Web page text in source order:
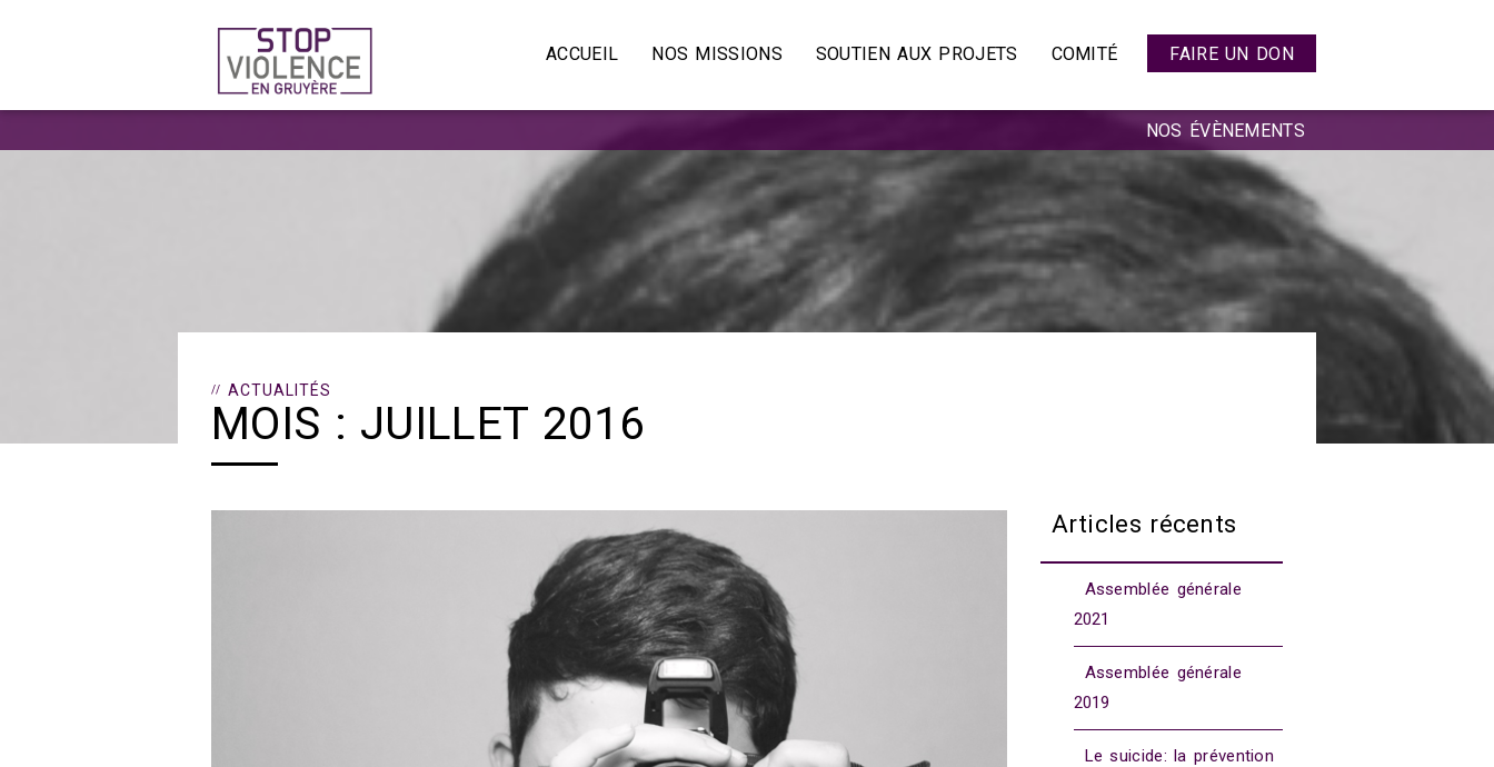
ACCUEIL NOS MISSIONS SOUTIEN AUX PROJETS COMITÉ FAIRE UN DON
NOS ÉVÈNEMENTS
ACTUALITÉS
MOIS : JUILLET 2016
Articles récents
Assemblée générale
2021
Assemblée générale
2019
Le suicide: la prévention